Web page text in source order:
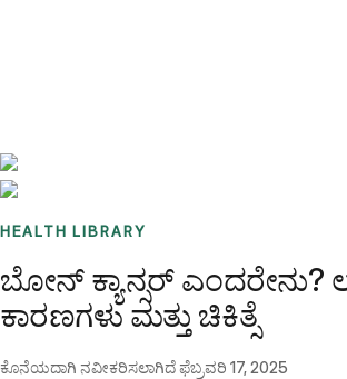
HEALTH LIBRARY
ಬೋನ್ ಕ್ಯಾನ್ಸರ್ ಎಂದರೇನು?
ಕಾರಣಗಳು ಮತ್ತು ಚಿಕಿತ್ಸೆ
ಕೊನೆಯದಾಗಿ ನವೀಕರಿಸಲಾಗಿದೆಫೆಬ್ರವರಿ 17, 2025